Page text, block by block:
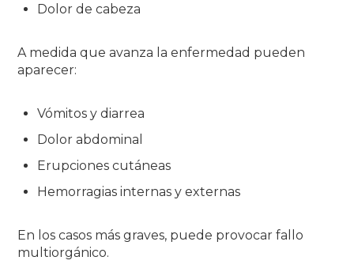
Dolor de cabeza
A medida que avanza la enfermedad pueden
aparecer:
Vómitos y diarrea
Dolor abdominal
Erupciones cutáneas
Hemorragias internas y externas
En los casos más graves, puede provocar fallo
multiorgánico.